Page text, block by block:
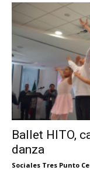
Ballet HITO,
danza
Sociales Tres Punto